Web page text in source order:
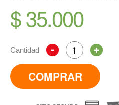
$ 35.000
Cantidad
COMPRAR